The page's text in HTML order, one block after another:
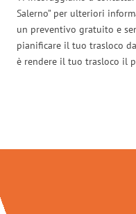
Salerno” per ulteriori
un preventivo gratuito e
pianificare il tuo trasloco
è rendere il tuo trasloco il